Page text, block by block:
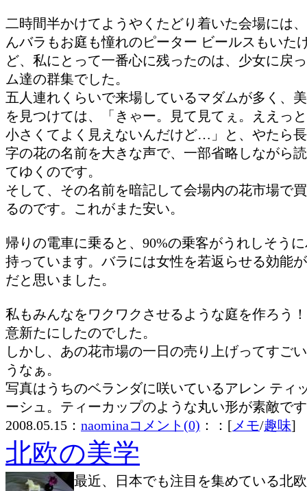
二時間半かけてようやくたどり着いた会場には
んバラもお庭も憧れのピーター ビールスもいた
ど、私にとって一番心に残ったのは、少女に戻
ム達の群集でした。
五人連れくらいで来場しているマダムが多く、
を見つけては、「きゃー。見て見てぇ。ええっ
小さくてよく見えないんだけど…」と、やたら
字の花の名前を大きな声で、一部省略しながら
てゆくのです。
そして、その名前を暗記して会場内の花市場で
るのです。これがまた安い。
帰りの電車に乗ると、90%の乗客がうれしそう
持っています。バラには女性を若返らせる効能
だと思いました。
私もみんなをワクワクさせるような庭を作ろう
意新たにしたのでした。
しかし、あの花市場の一日の売り上げってすご
うなぁ。
写真はうちのベランダに咲いているアレン ティ
ーシュ。ティーカップのような丸い形が素敵で
2008.05.15： naominaコメント(0) ：：[メモ/趣味]
北欧の美学
最近、日本でも注目を集めている北